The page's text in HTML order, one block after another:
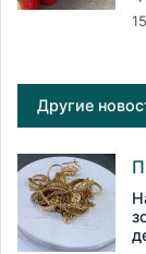
Другие